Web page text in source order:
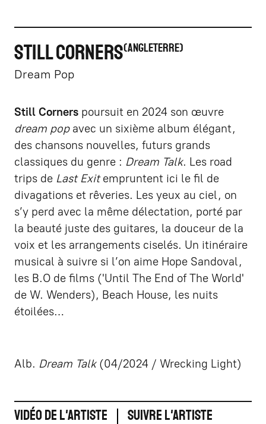
STILL CORNERS ANGLETERRE
Dream Pop
Still Corners poursuit en 2024 son œuvre
dream popavec un sixième album élégant,
des chansons nouvelles, futurs grands
classiques du genre : Dream Talk. Les road
trips de Last Exitempruntent ici le fil de
divagations et rêveries. Les yeux au ciel, on
s’y perd avec la même délectation, porté par
la beauté juste des guitares, la douceur de la
voix et les arrangements ciselés. Un itinéraire
musical à suivre si l’on aime Hope Sandoval,
les B.O de films ('Until The End of The World'
de W. Wenders), Beach House, les nuits
étoilées…
Alb. Dream Talk(04/2024 / Wrecking Light)
Vidéo de l'artiste Suivre l'artiste